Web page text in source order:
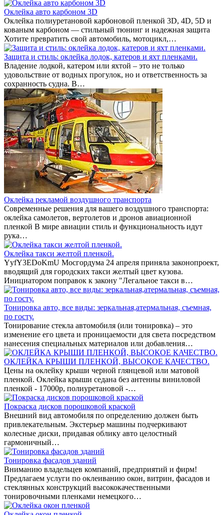
Оклейка авто карбоном 3D
Оклейка полиуретановой карбоновой пленкой 3D, 4D, 5D и
кованым карбоном — стильный тюнинг и надежная защита
Хотите превратить свой автомобиль, мотоцикл,…
Защита и стиль: оклейка лодок, катеров и яхт пленками.
Владение лодкой, катером или яхтой – это не только
удовольствие от водных прогулок, но и ответственность за
сохранность судна. В…
Оклейка рекламой воздушного транспорта
Современные решения для вашего воздушного транспорта:
оклейка самолетов, вертолетов и дронов авиационной
пленкой В мире авиации стиль и функциональность идут
рука…
Оклейка такси желтой пленкой.
YyfY3EDoKmU Мосгордума 24 апреля приняла законопроект,
вводящий для городских такси желтый цвет кузова.
Инициатором поправок к закону "Легальное такси в…
Тонировка авто, все виды: зеркальная,атермальная, съемная,
по госту.
Тонирование стекла автомобиля (или тонировка) – это
изменение его цвета и проницаемости для света посредством
нанесения специальных материалов или добавления…
ОКЛЕЙКА КРЫШИ ПЛЕНКОЙ, ВЫСОКОЕ КАЧЕСТВО.
Цены на оклейку крыши черной глянцевой или матовой
пленкой. Оклейка крыши седана без антенны виниловой
пленкой - 17000р, полиуретановой -…
Покраска дисков порошковой краской
Внешний вид автомобиля по определению должен быть
привлекательным. Экстерьер машины подчеркивают
колесные диски, придавая облику авто целостный
гармоничный…
Тонировка фасадов зданий
Вниманию владельцев компаний, предприятий и фирм!
Предлагаем услуги по оклеиванию окон, витрин, фасадов и
стеклянных конструкций высококачественными
тонировочными пленками немецкого…